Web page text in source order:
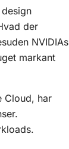
der
NVIDIAs
markant
Cloud, har